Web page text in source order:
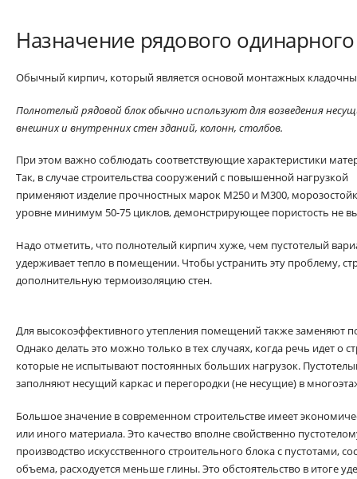
Назначение рядового
Обычный кирпич, который является основой монтажных
Полнотелый рядовой блок обычно используют для возведения
внешних и внутренних стен зданий, колонн, столбов.
При этом важно соблюдать соответствующие характеристики
Так, в случае строительства сооружений с повышенной нагрузкой
применяют изделие прочностных марок М250 и М300,
уровне минимум 50-75 циклов, демонстрирующее пористость не
Надо отметить, что полнотелый кирпич хуже, чем пустотелый
удерживает тепло в помещении. Чтобы устранить эту проблему,
дополнительную термоизоляцию стен.
Для высокоэффективного утепления помещений также заменяют
Однако делать это можно только в тех случаях, когда речь идет о
которые не испытывают постоянных больших нагрузок.
заполняют несущий каркас и перегородки (не несущие) в
Большое значение в современном строительстве имеет
или иного материала. Это качество вполне свойственно
производство искусственного строительного блока с пустотами,
объема, расходуется меньше глины. Это обстоятельство в итоге